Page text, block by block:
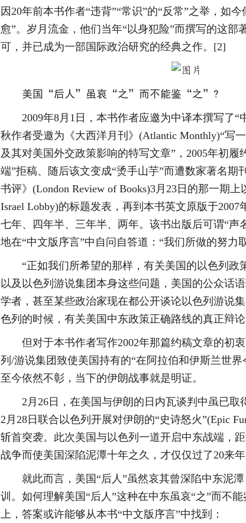
因20年前本书作者“违背”“常识”的“反常”之举，如
愈”。岁月流金，他们当年“以身犯险”而撰写的这部
可，并已成为一部国际政治研究的经典之作。[2]
美国“后人”虽哀“之”而不能鉴“之”?
2009年8月1日，本书作者应邀为中译本撰写了“
秋作者受邀为《大西洋月刊》(Atlantic Monthly)“写
及其对美国外交政策影响的特写文章”，2005年初履
端”拒稿、随后该文变成“烫手山芋”而遭数家著名期
书评》(London Review of Books)3月23日的那一期
Israel Lobby)的标题发表，再到本书英文原版于
七年、四年半、三年半、两年。该书出版后可谓“声
地在“中文版序言”中自问自答道：“我们所做的努力
“正如我们所希望的那样，有关美国的以色列政
以及以色列游说集团本身这些问题，美国的公众话
学者，甚至某些政治家现在都公开谈论以色列游说
色列的时候，有关美国中东政策正确路线的真正辩
但对于本书作者写作2002年那篇约稿文章的初
列/游说集团致使美国持有的“在阿拉伯和伊斯兰世
至今依然不彰，当下的伊朗战事就是明证。
2月26日，在美国与伊朗的日内瓦谈判中虽已
2月28日联合以色列开展对伊朗的“史诗怒火”(Epic
斩首突袭。此次美国与以色列一道开启中东战端，
战争而使美国深陷泥潭十年之久，才仅仅过了20来
就此而言，美国“后人”虽然哀其曾深陷中东泥
训。如何理解美国“后人”这种在中东虽哀“之”而不
上，答案或许能够从本书“中文版序言”中找到：